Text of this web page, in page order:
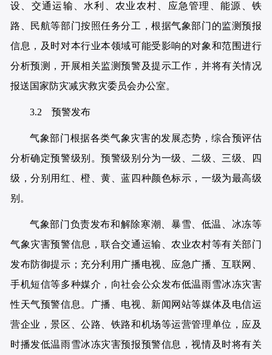
设、交通运输、水利、农业农村、应急管理、能源、铁
路、民航等部门按照任务分工，根据气象部门的监测预报
信息，及时对本行业本领域可能受影响的对象和范围进行
分析预测，开展相关监测预警及提示工作，并将有关情况
报送国家防灾减灾救灾委员会办公室。
3.2 预警发布
气象部门根据各类气象灾害的发展态势，综合预评估
分析确定预警级别。预警级别分为一级、二级、三级、四
级，分别用红、橙、黄、蓝四种颜色标示，一级为最高级
别。
气象部门负责发布和解除寒潮、暴雪、低温、冰冻等
气象灾害预警信息，联合交通运输、农业农村等有关部门
发布防御提示；充分利用广播电视、应急广播、互联网、
手机短信等多种媒介，向社会公众发布低温雨雪冰冻灾害
性天气预警信息。广播、电视、新闻网站等媒体及电信运
营企业，景区、公路、铁路和机场等运营管理单位，应及
时播发低温雨雪冰冻灾害预报预警信息，视情及时将有关